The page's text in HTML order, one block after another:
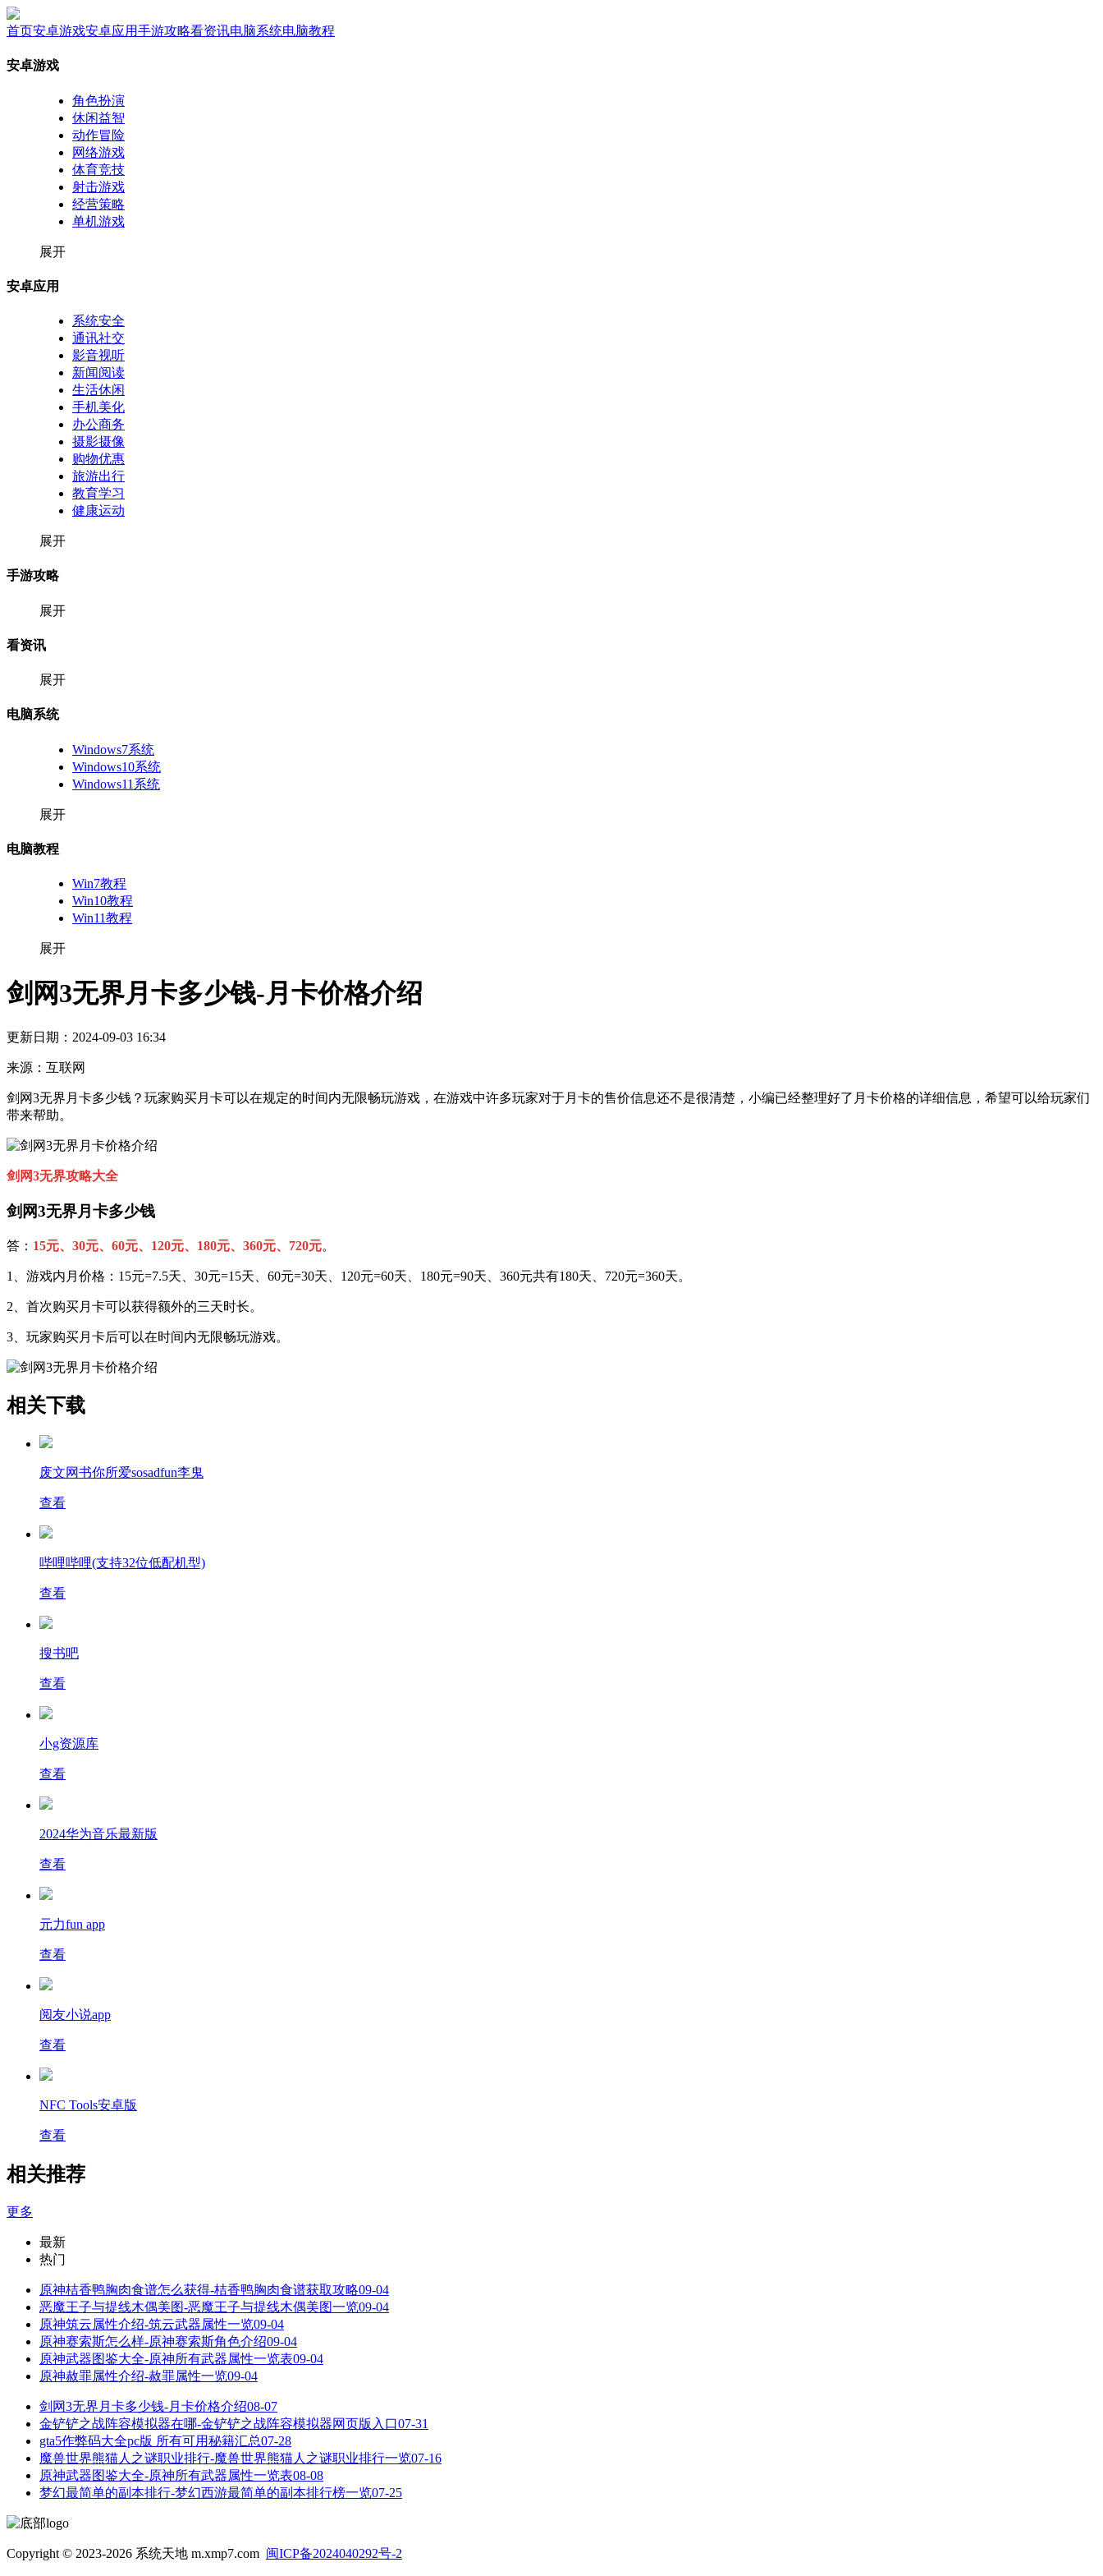
首页安卓游戏安卓应用手游攻略看资讯电脑系统电脑教程
安卓游戏
角色扮演
休闲益智
动作冒险
网络游戏
体育竞技
射击游戏
经营策略
单机游戏
展开
安卓应用
系统安全
通讯社交
影音视听
新闻阅读
生活休闲
手机美化
办公商务
摄影摄像
购物优惠
旅游出行
教育学习
健康运动
展开
手游攻略
展开
看资讯
展开
电脑系统
Windows7系统
Windows10系统
Windows11系统
展开
电脑教程
Win7教程
Win10教程
Win11教程
展开
剑网3无界月卡多少钱-月卡价格介绍
更新日期： 2024-09-03 16:34
来源： 互联网
剑网3无界月卡多少钱？玩家购买月卡可以在规定的时间内无限畅玩游戏，在游戏中许多玩家对于月卡的售价信息还不是很清楚，小编已经整理好了月卡价格的详细信息，希望可以给玩家们
带来帮助。
剑网3无界攻略大全
剑网3无界月卡多少钱
答： 15元、30元、60元、120元、 180元、 360元、 720元。
1、游戏内月价格：15元=7.5天、30元=15天、60元=30天、120元=60天、180元=90天、360元共有180天、720元=360天。
2、首次购买月卡可以获得额外的三天时长。
3、玩家购买月卡后可以在时间内无限畅玩游戏。
相关下载
废文网书你所爱sosadfun李鬼
查看
哔哩哔哩(支持32位低配机型)
查看
搜书吧
查看
小g资源库
查看
2024华为音乐最新版
查看
元力fun app
查看
阅友小说app
查看
NFC Tools安卓版
查看
相关推荐
更多
最新
热门
原神桔香鸭胸肉食谱怎么获得-桔香鸭胸肉食谱获取攻略09-04
恶魔王子与提线木偶美图-恶魔王子与提线木偶美图一览09-04
原神筑云属性介绍-筑云武器属性一览09-04
原神赛索斯怎么样-原神赛索斯角色介绍09-04
原神武器图鉴大全-原神所有武器属性一览表09-04
原神赦罪属性介绍-赦罪属性一览09-04
剑网3无界月卡多少钱-月卡价格介绍08-07
金铲铲之战阵容模拟器在哪-金铲铲之战阵容模拟器网页版入口07-31
gta5作弊码大全pc版 所有可用秘籍汇总07-28
魔兽世界熊猫人之谜职业排行-魔兽世界熊猫人之谜职业排行一览07-16
原神武器图鉴大全-原神所有武器属性一览表08-08
梦幻最简单的副本排行-梦幻西游最简单的副本排行榜一览07-25
Copyright © 2023-2026 系统天地 m.xmp7.com 闽ICP备2024040292号-2